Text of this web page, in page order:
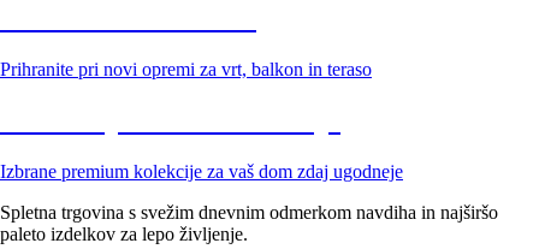
Prihranite pri novi opremi za vrt, balkon in teraso
Izbrane premium kolekcije za vaš dom zdaj ugodneje
Spletna trgovina s svežim dnevnim odmerkom navdiha in najširšo
paleto izdelkov za lepo življenje.